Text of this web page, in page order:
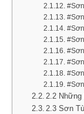
2.2
2.3 Sơn